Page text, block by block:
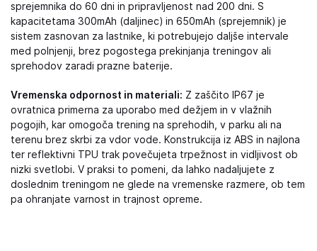
sprejemnika do 60 dni in pripravljenost nad 200 dni. S
kapacitetama 300mAh (daljinec) in 650mAh (sprejemnik) je
sistem zasnovan za lastnike, ki potrebujejo daljše intervale
med polnjenji, brez pogostega prekinjanja treningov ali
sprehodov zaradi prazne baterije.
Vremenska odpornost in materiali: Z zaščito IP67 je
ovratnica primerna za uporabo med dežjem in v vlažnih
pogojih, kar omogoča trening na sprehodih, v parku ali na
terenu brez skrbi za vdor vode. Konstrukcija iz ABS in najlona
ter reflektivni TPU trak povečujeta trpežnost in vidljivost ob
nizki svetlobi. V praksi to pomeni, da lahko nadaljujete z
doslednim treningom ne glede na vremenske razmere, ob tem
pa ohranjate varnost in trajnost opreme.